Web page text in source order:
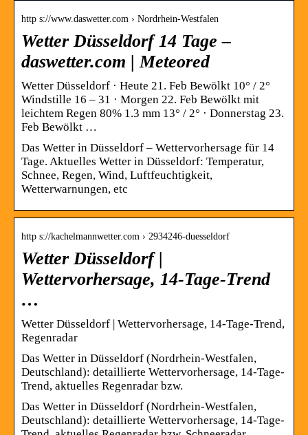
http s://www.daswetter.com › Nordrhein-Westfalen
Wetter Düsseldorf 14 Tage –
daswetter.com | Meteored
Wetter Düsseldorf · Heute 21. Feb Bewölkt 10° / 2°
Windstille 16 – 31 · Morgen 22. Feb Bewölkt mit
leichtem Regen 80% 1.3 mm 13° / 2° · Donnerstag 23.
Feb Bewölkt …
Das Wetter in Düsseldorf – Wettervorhersage für 14
Tage. Aktuelles Wetter in Düsseldorf: Temperatur,
Schnee, Regen, Wind, Luftfeuchtigkeit,
Wetterwarnungen, etc
http s://kachelmannwetter.com › 2934246-duesseldorf
Wetter Düsseldorf |
Wettervorhersage, 14-Tage-Trend
…
Wetter Düsseldorf | Wettervorhersage, 14-Tage-Trend,
Regenradar
Das Wetter in Düsseldorf (Nordrhein-Westfalen,
Deutschland): detaillierte Wettervorhersage, 14-Tage-
Trend, aktuelles Regenradar bzw.
Das Wetter in Düsseldorf (Nordrhein-Westfalen,
Deutschland): detaillierte Wettervorhersage, 14-Tage-